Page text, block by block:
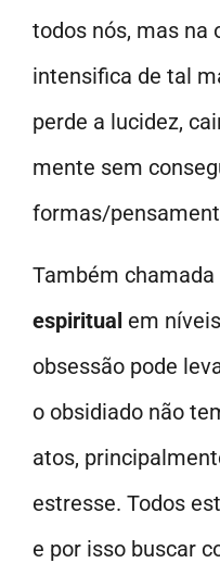
todos nós, mas na
intensifica de tal
perde a lucidez,
mente sem
formas/
Também chamada
espiritual em
obsessão pode
o obsidiado não
atos,
estresse. Todos
e por isso buscar